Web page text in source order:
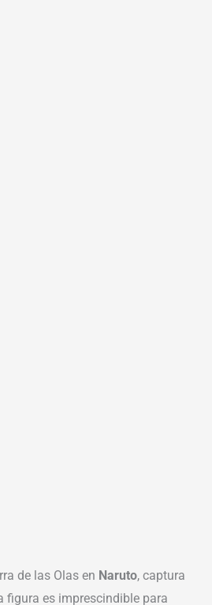
de las Olas en Naruto, captura
figura es imprescindible para